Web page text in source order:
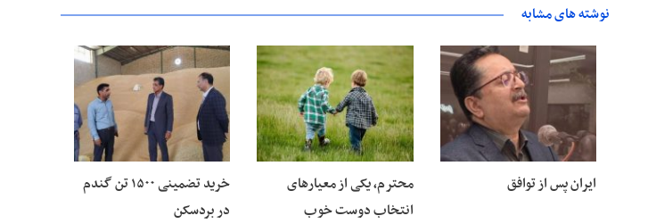
نوشته های مشابه
۲۸ خرداد ۱۴۰۵
ایران پس از توافق
محترم، یکی از معیارهای
انتخاب دوست خوب
۲۷ خرداد ۱۴۰۵
خرید تضمینی ۱۵۰۰ تن گندم
در بردسکن